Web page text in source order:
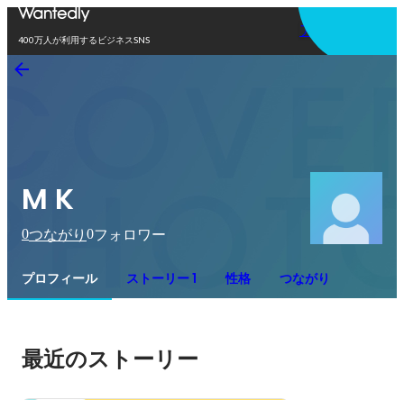
400万人が利用するビジネスSNS
アプリを使う
M K
0つながり 0フォロワー
プロフィール ストーリー 1 性格 つながり
最近のストーリー